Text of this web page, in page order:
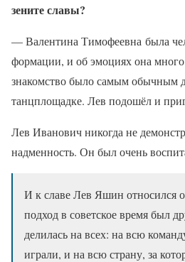
зените славы?
— Валентина Тимофеевна была
формации, и об эмоциях она
знакомство было самым обычным
танцплощадке. Лев подошёл и
Лев Иванович никогда не
надменность. Он был очень
И к славе Лев Яшин относился
подход в советское время был
делилась на всех: на всю
играли, и на всю страну, за